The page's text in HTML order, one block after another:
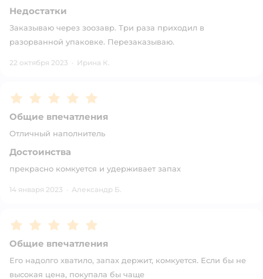
Недостатки
Заказываю через зоозавр. Три раза приходил в
разорванной упаковке. Перезаказываю.
22 октября 2023 · Ирина К.
Рейтинг:5
Общие впечатления
Отличный наполнитель
Достоинства
прекрасно комкуется и удерживает запах
14 января 2023 · Александр Б.
Рейтинг:5
Общие впечатления
Его надолго хватило, запах держит, комкуется. Если бы не
высокая цена, покупала бы чаще